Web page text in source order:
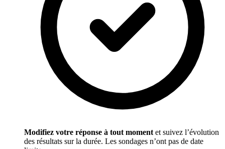
Modifiez votre réponse à tout moment et suivez l’évolution
des résultats sur la durée. Les sondages n’ont pas de date